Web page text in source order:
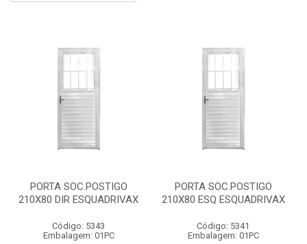
PORTA SOC.POSTIGO
210X80 DIR ESQUADRIVAX
Código: 5343
Embalagem: 01PC
PORTA SOC.POSTIGO
210X80 ESQ ESQUADRIVAX
Código: 5341
Embalagem: 01PC